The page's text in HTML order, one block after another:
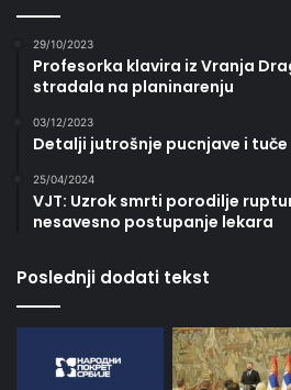
29/10/2023
Profesorka klavira iz Vranja
stradala na planinarenju
03/12/2023
Detalji jutrošnje pucnjave i tuče
25/04/2024
VJT: Uzrok smrti porodilje
nesavesno postupanje lekara
Poslednji dodati tekst